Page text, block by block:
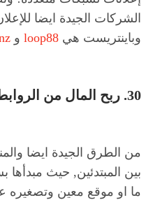
الشركات الجيدة ايضا
وباينتريست هي loop88 و
30. ربح المال من الروابط المختصرة
من الطرق الجيدة ايضا
بين المبتدئين, حيث
ما او موقع معين وتصغيره